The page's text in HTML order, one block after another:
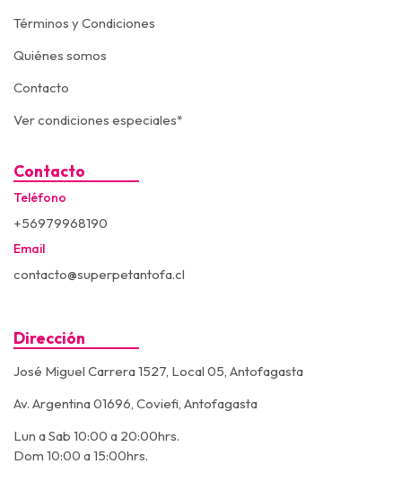
Términos y Condiciones
Quiénes somos
Contacto
Ver condiciones especiales*
Contacto
Teléfono
+56979968190
Email
contacto@superpetantofa.cl
Dirección
José Miguel Carrera 1527, Local 05, Antofagasta
Av. Argentina 01696, Coviefi, Antofagasta
Lun a Sab 10:00 a 20:00hrs.
Dom 10:00 a 15:00hrs.